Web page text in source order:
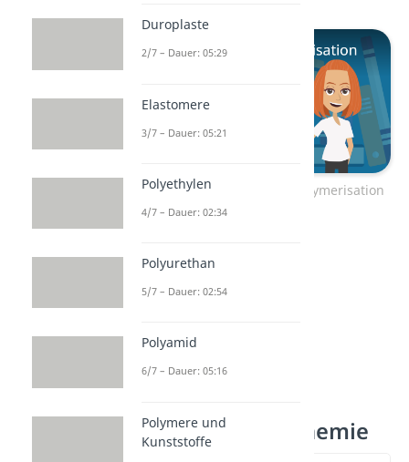
Zum Video: Radikalische Polymerisation
Monomere Biochemie
Duroplaste
2/7 – Dauer: 05:29
Elastomere
3/7 – Dauer: 05:21
Polyethylen
4/7 – Dauer: 02:34
Polyurethan
5/7 – Dauer: 02:54
Polyamid
6/7 – Dauer: 05:16
Polymere und
Kunststoffe